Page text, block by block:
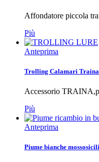
Affondatore piccola
Più
Anteprima
Trolling Calamari
Accessorio
Più
Anteprima
Piume bianche